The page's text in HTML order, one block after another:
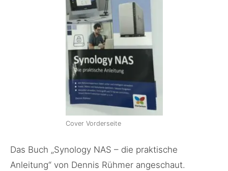
Cover Vorderseite
Das Buch „Synology NAS – die praktische
Anleitung“ von Dennis Rühmer angeschaut.